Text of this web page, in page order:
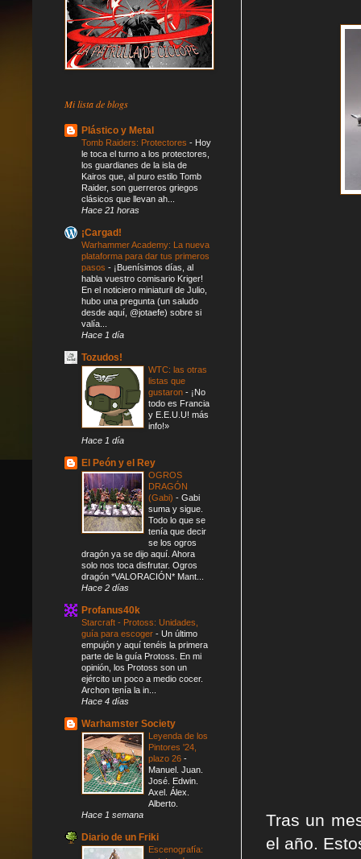
Tras un
el año.
Mi lista de blogs
Plástico y Metal
Tomb Raiders: Protectores - Hoy
le toca el turno a los protectores,
los guardianes de la isla de
Kairos que, al puro estilo Tomb
Raider, son guerreros griegos
clásicos que llevan ah...
Hace 21 horas
¡Cargad!
Warhammer Academy: La nueva
plataforma para dar tus primeros
pasos - ¡Buenísimos días, al
habla vuestro comisario Kriger!
En el noticiero miniaturil de Julio,
hubo una pregunta (un saludo
desde aquí, @jotaefe) sobre si
valía...
Hace 1 día
Tozudos!
WTC: las otras
listas que
gustaron - ¡No
todo es Francia
y E.E.U.U! más
info!»
Hace 1 día
El Peón y el Rey
OGROS
DRAGÓN
(Gabi) - Gabi
suma y sigue.
Todo lo que se
tenía que decir
se los ogros
dragón ya se dijo aquí. Ahora
solo nos toca disfrutar. Ogros
dragón *VALORACIÓN* Mant...
Hace 2 días
Profanus40k
Starcraft - Protoss: Unidades,
guía para escoger - Un último
empujón y aquí tenéis la primera
parte de la guía Protoss. En mi
opinión, los Protoss son un
ejército un poco a medio cocer.
Archon tenía la in...
Hace 4 días
Warhamster Society
Leyenda de los
Pintores '24,
plazo 26 -
Manuel. Juan.
José. Edwin.
Axel. Álex.
Alberto.
Hace 1 semana
Diario de un Friki
Escenografía: